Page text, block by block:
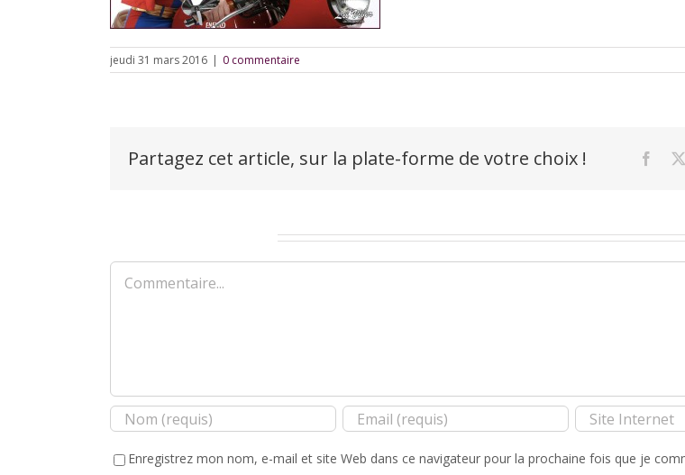
jeudi 31 mars 2016 | 0 commentaire
Partagez cet article, sur la plate-forme de votre choix !
Commentaire
Enregistrez mon nom, e-mail et site Web dans ce navigateur pour la prochaine fois que je